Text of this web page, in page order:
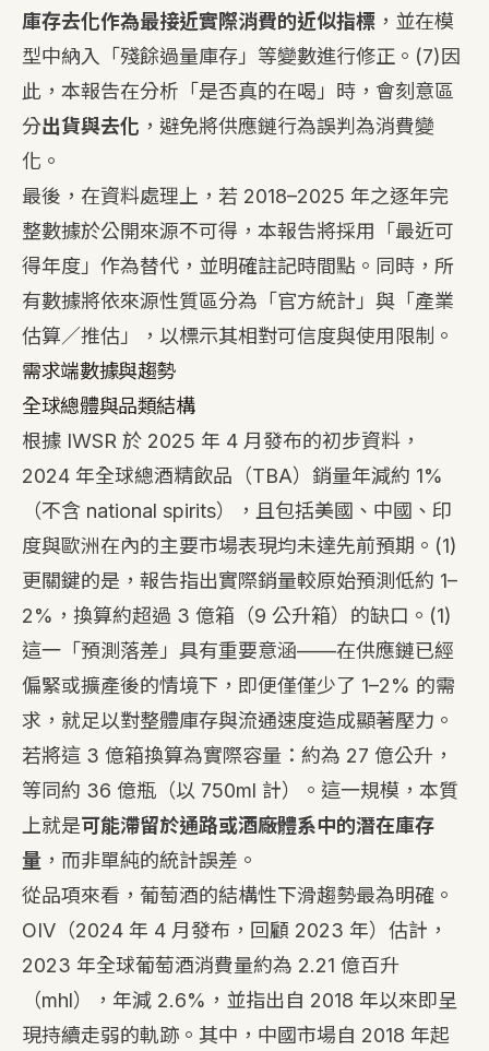
庫存去化作為最接近實際消費的近似指標 ，並在模
型中納入「殘餘過量庫存」等變數進行修正。 (7)因
此，本報告在分析「是否真的在喝」時，會刻意區
分出貨與去化 ，避免將供應鏈行為誤判為消費變
化。
最後，在資料處理上，若 2018–2025 年之逐年完
整數據於公開來源不可得，本報告將採用「最近可
得年度」作為替代，並明確註記時間點。同時，所
有數據將依來源性質區分為「官方統計」與「產業
估算／推估」，以標示其相對可信度與使用限制。
需求端數據與趨勢
全球總體與品類結構
根據 IWSR 於 2025 年 4 月發布的初步資料，
2024 年全球總酒精飲品（TBA）銷量年減約 1%
（不含 national spirits），且包括美國、中國、印
度與歐洲在內的主要市場表現均未達先前預期。 (1)
更關鍵的是，報告指出實際銷量較原始預測低約 1–
2%，換算約超過 3 億箱（9 公升箱）的缺口。 (1)
這一「預測落差」具有重要意涵——在供應鏈已經
偏緊或擴產後的情境下，即便僅僅少了 1–2% 的需
求，就足以對整體庫存與流通速度造成顯著壓力。
若將這 3 億箱換算為實際容量：約為 27 億公升，
等同約 36 億瓶（以 750ml 計）。這一規模，本質
上就是可能滯留於通路或酒廠體系中的潛在庫存
量 ，而非單純的統計誤差。
從品項來看，葡萄酒的結構性下滑趨勢最為明確。
OIV（2024 年 4 月發布，回顧 2023 年）估計，
2023 年全球葡萄酒消費量約為 2.21 億百升
（mhl），年減 2.6%，並指出自 2018 年以來即呈
現持續走弱的軌跡。其中，中國市場自 2018 年起